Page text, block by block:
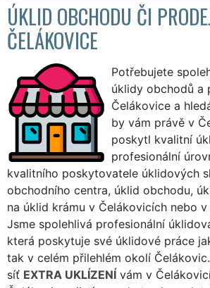
ÚKLID OBCHODU ČI
ČELÁKOVICE
Potřebujete
úklidy obchodů a
Čelákovice a
by vám právě v
poskytl kvalitní
profesionální
kvalitního poskytovatele úklidových
obchodního centra, úklid obchodu,
na úklid krámu v Čelákovicích nebo
Jsme spolehlivá profesionální
která poskytuje své úklidové práce
tak v celém přilehlém okolí
síť EXTRA UKLÍZENÍ vám v